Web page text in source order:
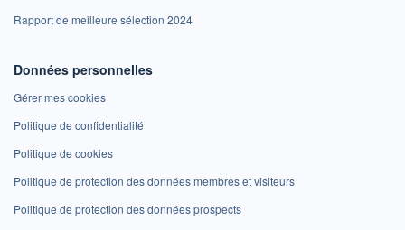
Rapport de meilleure sélection 2024
Données personnelles
Gérer mes cookies
Politique de confidentialité
Politique de cookies
Politique de protection des données membres et visiteurs
Politique de protection des données prospects